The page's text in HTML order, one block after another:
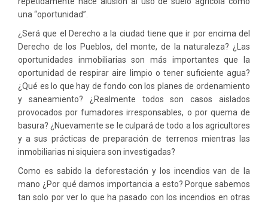
una “oportunidad”.
¿Será que el Derecho a la ciudad tiene que ir por encima del
Derecho de los Pueblos, del monte, de la naturaleza? ¿Las
oportunidades inmobiliarias son más importantes que la
oportunidad de respirar aire limpio o tener suficiente agua?
¿Qué es lo que hay de fondo con los planes de ordenamiento
y saneamiento? ¿Realmente todos son casos aislados
provocados por fumadores irresponsables, o por quema de
basura? ¿Nuevamente se le culpará de todo a los agricultores
y a sus prácticas de preparación de terrenos mientras las
inmobiliarias ni siquiera son investigadas?
Como es sabido la deforestación y los incendios van de la
mano ¿Por qué damos importancia a esto? Porque sabemos
tan solo por ver lo que ha pasado con los incendios en otras